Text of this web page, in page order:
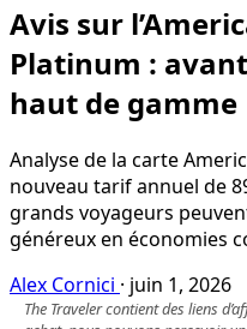
Avis sur
Platinum :
haut de gamme
Analyse de la carte
nouveau tarif annuel de
grands voyageurs
généreux en économies
Alex Cornici · juin 1, 2026
The Traveler contient des liens